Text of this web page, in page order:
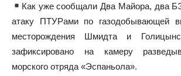
Как уже сообщали Два Майора, два
атаку ПТУРами по газодобывающей
месторождения Шмидта и
зафиксировано на камеру
морского отряда «Эспаньола».